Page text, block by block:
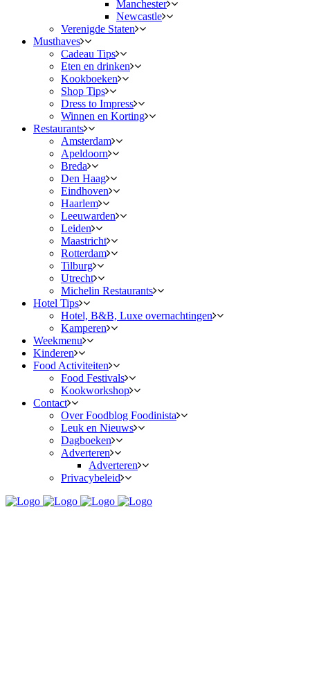
Manchester
Newcastle
Verenigde Staten
Musthaves
Cadeau Tips
Eten en drinken
Kookboeken
Shop Tips
Dress to Impress
Winnen en Korting
Restaurants
Amsterdam
Apeldoorn
Breda
Den Haag
Eindhoven
Haarlem
Leeuwarden
Leiden
Maastricht
Rotterdam
Tilburg
Utrecht
Michelin Restaurants
Hotel Tips
Hotel, B&B, Luxe overnachtingen
Kamperen
Weekmenu
Kinderen
Food Activiteiten
Food Festivals
Kookworkshop
Contact
Over Foodblog Foodinista
Leuk en Nieuws
Dagboeken
Adverteren
Adverteren
Privacybeleid